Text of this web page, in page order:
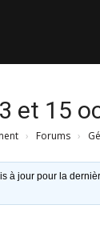
et 15
› Forums ›
à jour pour la